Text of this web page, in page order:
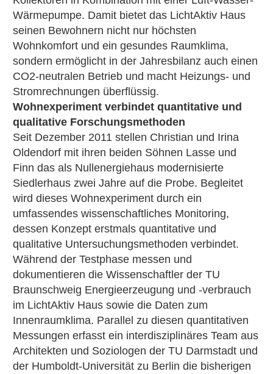
Wärmepumpe. Damit bietet das LichtAktiv Haus
seinen Bewohnern nicht nur höchsten
Wohnkomfort und ein gesundes Raumklima,
sondern ermöglicht in der Jahresbilanz auch einen
CO2-neutralen Betrieb und macht Heizungs- und
Stromrechnungen überflüssig.
Wohnexperiment verbindet quantitative und
qualitative Forschungsmethoden
Seit Dezember 2011 stellen Christian und Irina
Oldendorf mit ihren beiden Söhnen Lasse und
Finn das als Nullenergiehaus modernisierte
Siedlerhaus zwei Jahre auf die Probe. Begleitet
wird dieses Wohnexperiment durch ein
umfassendes wissenschaftliches Monitoring,
dessen Konzept erstmals quantitative und
qualitative Untersuchungsmethoden verbindet.
Während der Testphase messen und
dokumentieren die Wissenschaftler der TU
Braunschweig Energieerzeugung und -verbrauch
im LichtAktiv Haus sowie die Daten zum
Innenraumklima. Parallel zu diesen quantitativen
Messungen erfasst ein interdisziplinäres Team aus
Architekten und Soziologen der TU Darmstadt und
der Humboldt-Universität zu Berlin die bisherigen